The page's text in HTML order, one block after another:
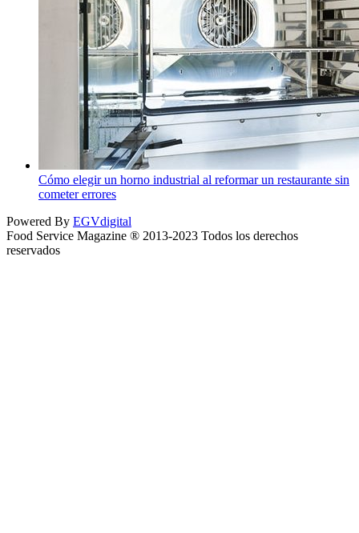
Cómo elegir un horno industrial al reformar un restaurante sin
cometer errores
Powered By EGVdigital
Food Service Magazine ® 2013-2023 Todos los derechos
reservados